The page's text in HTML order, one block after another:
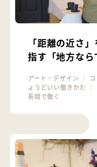
「距離の近さ
指す「地方な
アート・デザイン ｜
ょうどいい働きかた
｜
長岡で働く